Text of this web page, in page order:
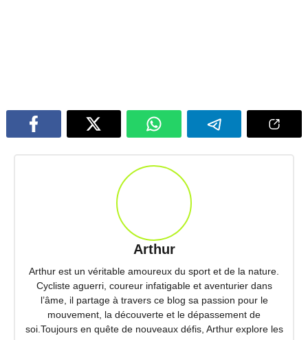
Arthur
Arthur est un véritable amoureux du sport et de la nature.
Cycliste aguerri, coureur infatigable et aventurier dans
l’âme, il partage à travers ce blog sa passion pour le
mouvement, la découverte et le dépassement de
soi.Toujours en quête de nouveaux défis, Arthur explore les